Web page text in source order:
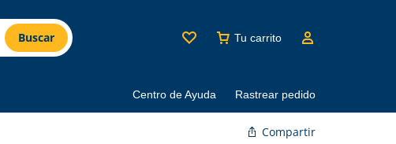
Buscar Tu carrito
Centro de Ayuda Rastrear pedido
Compartir